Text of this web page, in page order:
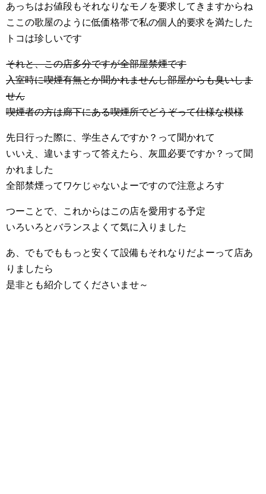
あっちはお値段もそれなりなモノを要求してきますからね
ここの歌屋のように低価格帯で私の個人的要求を満たした
トコは珍しいです
それと、この店多分ですが全部屋禁煙です
入室時に喫煙有無とか聞かれませんし部屋からも臭いしま
せん
喫煙者の方は廊下にある喫煙所でどうぞって仕様な模様
先日行った際に、学生さんですか？って聞かれて
いいえ、違いますって答えたら、灰皿必要ですか？って聞
かれました
全部禁煙ってワケじゃないよーですので注意よろす
つーことで、これからはこの店を愛用する予定
いろいろとバランスよくて気に入りました
あ、でもでももっと安くて設備もそれなりだよーって店あ
りましたら
是非とも紹介してくださいませ～